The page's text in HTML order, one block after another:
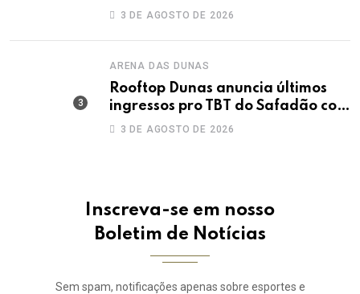
gratuitos à população
3 DE AGOSTO DE 2026
ARENA DAS DUNAS
Rooftop Dunas anuncia últimos
ingressos pro TBT do Safadão com
virada de lote nesta terça (04)
3 DE AGOSTO DE 2026
Inscreva-se em nosso
Boletim de Notícias
Sem spam, notificações apenas sobre esportes e